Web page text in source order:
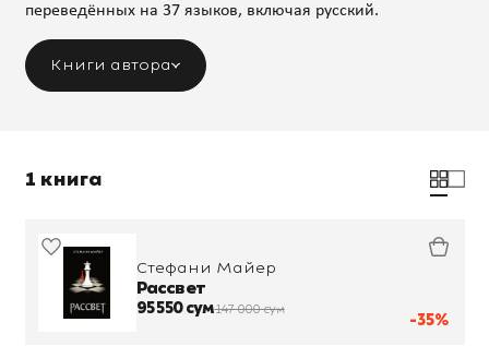
переведённых на 37 языков, включая русский.
Книги автора
1 книга
-35%
Стефани Майер
Рассвет
95 550 сум147 000 сум